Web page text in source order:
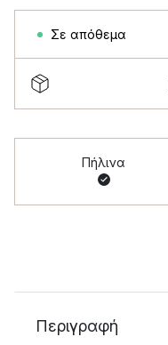
Σε απόθεμα
Πήλινα
Περιγραφή